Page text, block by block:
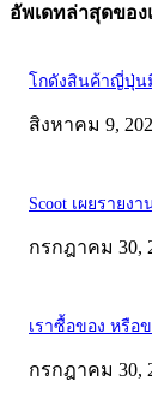
อัพเดทล่าสุดของ
โกดังสินค้าญี่ปุ่น
สิงหาคม 9,
Scoot เผยรายง
กรกฎาคม 30,
เราซื้อของ หรือ
กรกฎาคม 30,